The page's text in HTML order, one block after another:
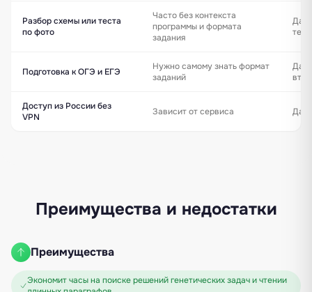
Разбор схемы или теста
по фото
Часто без контекста
программы и формата
задания
Да —
Подготовка к ОГЭ и ЕГЭ
Нужно самому знать формат
заданий
Да —
Доступ из России без
VPN
Зависит от сервиса Да —
Преимущества и недостатки
Преимущества
Экономит часы на поиске решений генетических задач и чтении